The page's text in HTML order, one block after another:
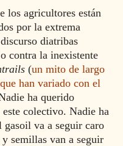
los agricultores están
por la extrema
diatribas
contra la inexistente
(un mito de largo
han variado con el
ha querido
colectivo. Nadie ha
va a seguir caro
semillas van a seguir